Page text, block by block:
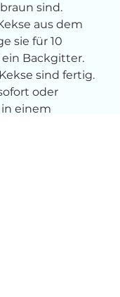
sind.
aus dem
sie für 10
Backgitter.
sind fertig.
oder
einem